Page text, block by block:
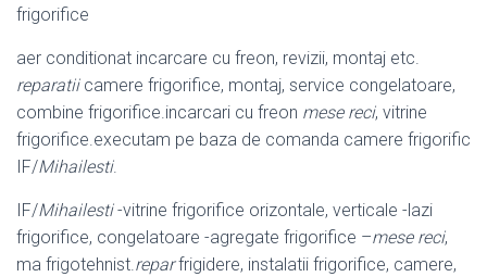
frigorifice
aer conditionat incarcare cu freon, revizii, montaj etc.
reparatiicamere frigorifice, montaj, service congelatoare,
combine frigorifice.incarcari cu freon mese reci, vitrine
frigorifice.executam pe baza de comanda camere frigorific
IF/Mihailesti.
IF/Mihailesti-vitrine frigorifice orizontale, verticale -lazi
frigorifice, congelatoare -agregate frigorifice –mese reci,
ma frigotehnist.reparfrigidere, instalatii frigorifice, camere,